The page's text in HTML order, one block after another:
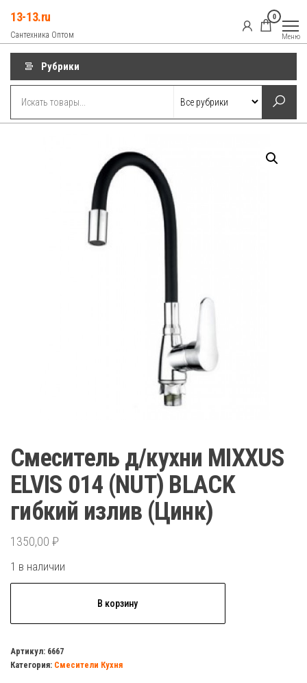
содержимому
13-13.ru
Сантехника Оптом
0
Меню
Рубрики
Смеситель д/кухни MIXXUS
ELVIS 014 (NUT) BLACK
гибкий излив (Цинк)
1350,00 ₽
1 в наличии
д/
кухни
В корзину
Артикул: 6667
Категория: Смесители Кухня